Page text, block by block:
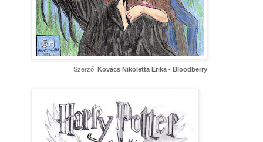
Szerző: Kovács Nikoletta Erika - Bloodberry